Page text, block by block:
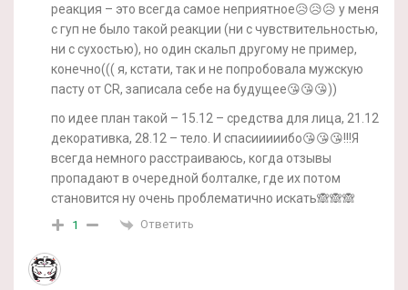
реакция – это всегда самое неприятное😥😥😥 у меня
с гуп не было такой реакции (ни с чувствительностью,
ни с сухостью), но один скальп другому не пример,
конечно((( я, кстати, так и не попробовала мужскую
пасту от CR, записала себе на будущее😘😘😘))
по идее план такой – 15.12 – средства для лица, 21.12
декоративка, 28.12 – тело. И спасииииибо😘😘😘!!!Я
всегда немного расстраиваюсь, когда отзывы
пропадают в очередной болталке, где их потом
становится ну очень проблематично искать🙈🙈🙈
1 Ответить